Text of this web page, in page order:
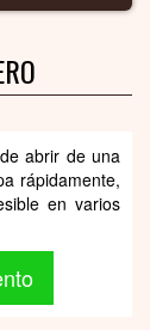
abrir de una
rápidamente,
en varios